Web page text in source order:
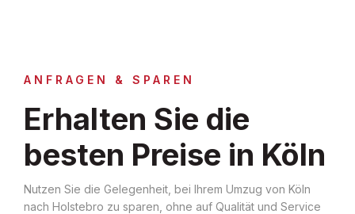
ANFRAGEN & SPAREN
Erhalten Sie die
besten Preise in Köln
Nutzen Sie die Gelegenheit, bei Ihrem Umzug von Köln
nach Holstebro zu sparen, ohne auf Qualität und Service